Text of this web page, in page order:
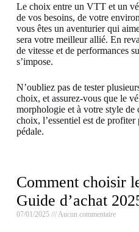
Le choix entre un VTT et un
de vos besoins, de votre
vous êtes un aventurier qui
sera votre meilleur allié. En
de vitesse et de performances
s’impose.
N’oubliez pas de tester
choix, et assurez-vous que le
morphologie et à votre style
choix, l’essentiel est de
pédale.
Comment choisir
Guide d’achat
07/01/2025 Aucun commentaire